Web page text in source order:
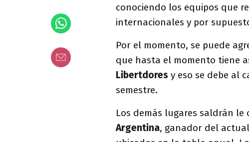
conociendo los equipos que
internacionales y por
Por el momento, se puede
que hasta el momento tiene
Libertdores y eso se debe al
semestre.
Los demás lugares saldrán
Argentina, ganador del